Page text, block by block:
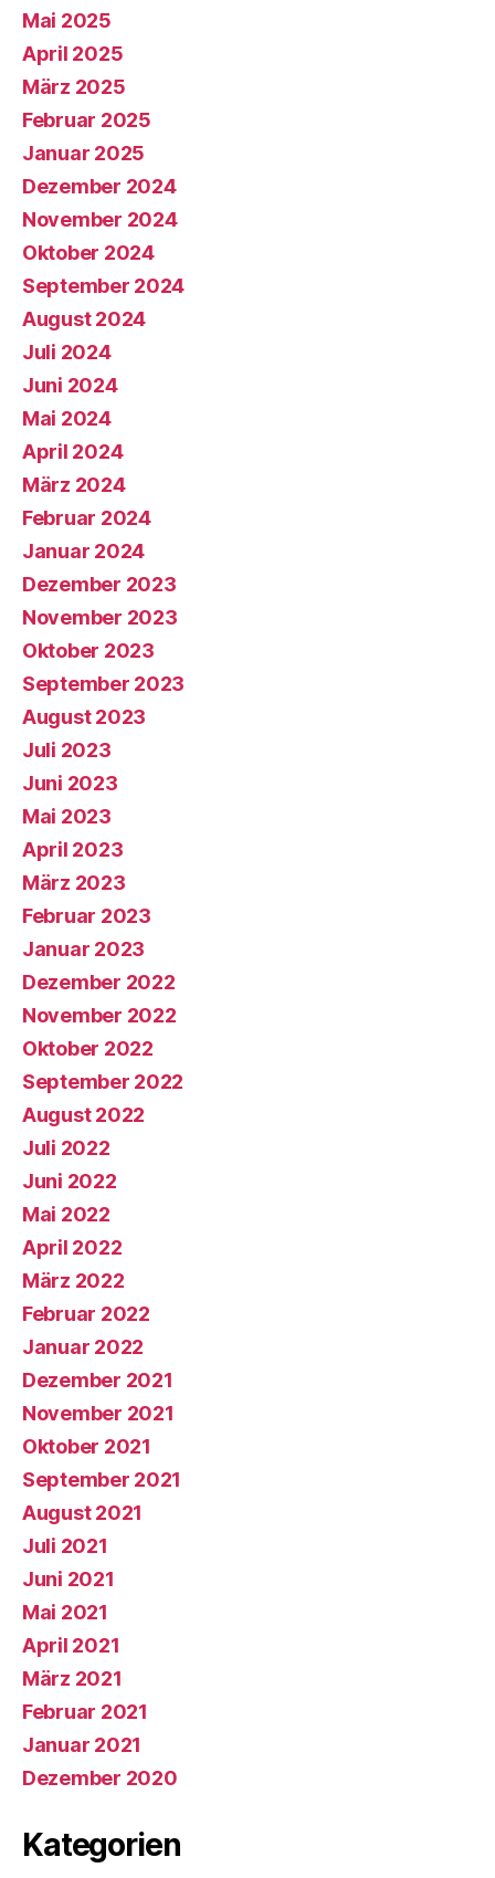
Mai 2025
April 2025
März 2025
Februar 2025
Januar 2025
Dezember 2024
November 2024
Oktober 2024
September 2024
August 2024
Juli 2024
Juni 2024
Mai 2024
April 2024
März 2024
Februar 2024
Januar 2024
Dezember 2023
November 2023
Oktober 2023
September 2023
August 2023
Juli 2023
Juni 2023
Mai 2023
April 2023
März 2023
Februar 2023
Januar 2023
Dezember 2022
November 2022
Oktober 2022
September 2022
August 2022
Juli 2022
Juni 2022
Mai 2022
April 2022
März 2022
Februar 2022
Januar 2022
Dezember 2021
November 2021
Oktober 2021
September 2021
August 2021
Juli 2021
Juni 2021
Mai 2021
April 2021
März 2021
Februar 2021
Januar 2021
Dezember 2020
Kategorien